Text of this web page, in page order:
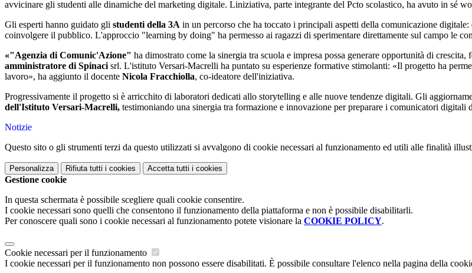
avvicinare gli studenti alle dinamiche del marketing digitale. Liniziativa, parte integrante del Pcto scolastico, ha avuto in sé
Gli esperti hanno guidato gli studenti della 3A in un percorso che ha toccato i principali aspetti della comunicazione
coinvolgere il pubblico. L'approccio "learning by doing" ha permesso ai ragazzi di sperimentare direttamente sul campo le
«"Agenzia di Comunic'Azione" ha dimostrato come la sinergia tra scuola e impresa possa generare opportunità di
amministratore di Spinaci srl. L'istituto Versari-Macrelli ha puntato su esperienze formative stimolanti: «Il progetto ha
lavoro», ha aggiunto il docente Nicola Fracchiolla, co-ideatore dell'iniziativa.
Progressivamente il progetto si è arricchito di laboratori dedicati allo storytelling e alle nuove tendenze digitali. Gli
dell'Istituto Versari-Macrelli, testimoniando una sinergia tra formazione e innovazione per preparare i comunicatori digitali
Notizie
Questo sito o gli strumenti terzi da questo utilizzati si avvalgono di cookie necessari al funzionamento ed utili alle finalità
Personalizza Rifiuta tutti i cookies Accetta tutti i cookies
Gestione cookie
In questa schermata è possibile scegliere quali cookie consentire.
I cookie necessari sono quelli che consentono il funzionamento della piattaforma e non è possibile disabilitarli.
Per conoscere quali sono i cookie necessari al funzionamento potete visionare la COOKIE POLICY.
Cookie necessari per il funzionamento
I cookie necessari per il funzionamento non possono essere disabilitati. È possibile consultare l'elenco nella pagina della